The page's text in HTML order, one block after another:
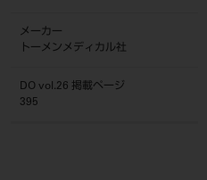
メーカー
トーメンメディカル社
DO vol.26 掲載ページ
395